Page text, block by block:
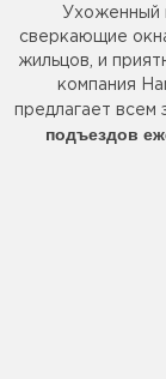
Ухоженный
сверкающие
жильцов, и
компания
предлагает всем
подъездов